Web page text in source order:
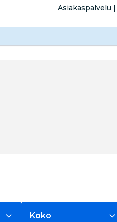
Asiakaspalvelu |
Koko